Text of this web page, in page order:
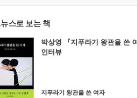
스로 보는 책
박상영 『지푸라기 왕관을 쓴
인터뷰
지푸라기 왕관을 쓴 여자